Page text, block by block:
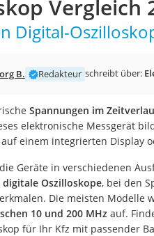
Split-
Vergleich
Digital-
B. Redakteur schreibt über:
Spannungen im
elektronische Messgerät
einem integrierten Display
Geräte in verschiedenen
Oszilloskope, bei den
Die meisten Modelle
10 und 200 MHzauf.
für Ihr Kfz mit passender